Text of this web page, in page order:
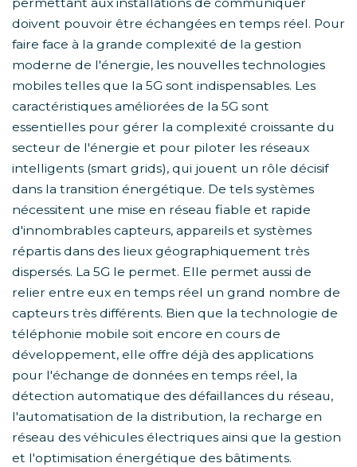
permettant aux installations de communiquer
doivent pouvoir être échangées en temps réel. Pour
faire face à la grande complexité de la gestion
moderne de l'énergie, les nouvelles technologies
mobiles telles que la 5G sont indispensables. Les
caractéristiques améliorées de la 5G sont
essentielles pour gérer la complexité croissante du
secteur de l'énergie et pour piloter les réseaux
intelligents (smart grids), qui jouent un rôle décisif
dans la transition énergétique. De tels systèmes
nécessitent une mise en réseau fiable et rapide
d'innombrables capteurs, appareils et systèmes
répartis dans des lieux géographiquement très
dispersés. La 5G le permet. Elle permet aussi de
relier entre eux en temps réel un grand nombre de
capteurs très différents. Bien que la technologie de
téléphonie mobile soit encore en cours de
développement, elle offre déjà des applications
pour l'échange de données en temps réel, la
détection automatique des défaillances du réseau,
l'automatisation de la distribution, la recharge en
réseau des véhicules électriques ainsi que la gestion
et l'optimisation énergétique des bâtiments.